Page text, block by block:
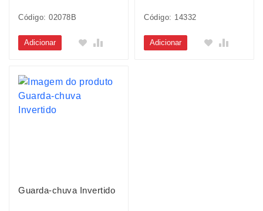
Código: 02078B
Adicionar
Código: 14332
Adicionar
Guarda-chuva Invertido